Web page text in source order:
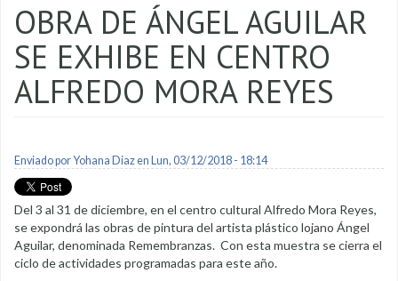
OBRA DE ÁNGEL AGUILAR
SE EXHIBE EN CENTRO
ALFREDO MORA REYES
Enviado porYohana Diazen Lun, 03/12/2018 - 18:14
Del 3 al 31 de diciembre, en el centro cultural Alfredo Mora Reyes,
se expondrá las obras de pintura del artista plástico lojano Ángel
Aguilar, denominada Remembranzas. Con esta muestra se cierra el
ciclo de actividades programadas para este año.